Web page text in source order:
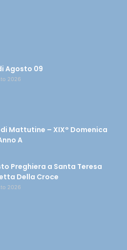
Agosto 09
2026
Mattutine – XIX° Domenica
A
Preghiera a Santa Teresa
Della Croce
2026